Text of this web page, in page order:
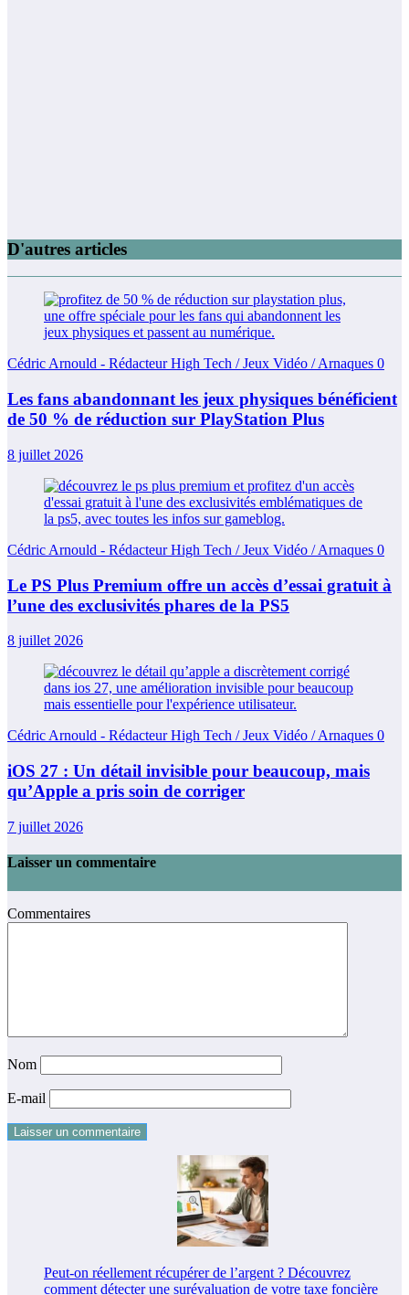
D'autres articles
Cédric Arnould - Rédacteur High Tech / Jeux Vidéo / Arnaques 0
Les fans abandonnant les jeux physiques bénéficient
de 50 % de réduction sur PlayStation Plus
8 juillet 2026
Cédric Arnould - Rédacteur High Tech / Jeux Vidéo / Arnaques 0
Le PS Plus Premium offre un accès d’essai gratuit à
l’une des exclusivités phares de la PS5
8 juillet 2026
Cédric Arnould - Rédacteur High Tech / Jeux Vidéo / Arnaques 0
iOS 27 : Un détail invisible pour beaucoup, mais
qu’Apple a pris soin de corriger
7 juillet 2026
Laisser un commentaire
Commentaires
Nom
E-mail
Peut-on réellement récupérer de l’argent ? Découvrez
comment détecter une surévaluation de votre taxe foncière